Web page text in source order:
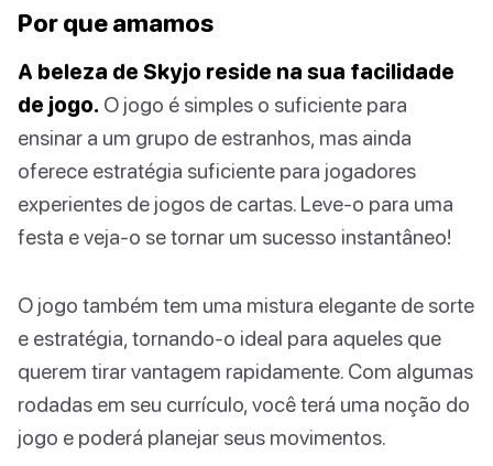
Por que amamos
A beleza de Skyjo reside na sua facilidade
de jogo. O jogo é simples o suficiente para
ensinar a um grupo de estranhos, mas ainda
oferece estratégia suficiente para jogadores
experientes de jogos de cartas. Leve-o para uma
festa e veja-o se tornar um sucesso instantâneo!
O jogo também tem uma mistura elegante de sorte
e estratégia, tornando-o ideal para aqueles que
querem tirar vantagem rapidamente. Com algumas
rodadas em seu currículo, você terá uma noção do
jogo e poderá planejar seus movimentos.